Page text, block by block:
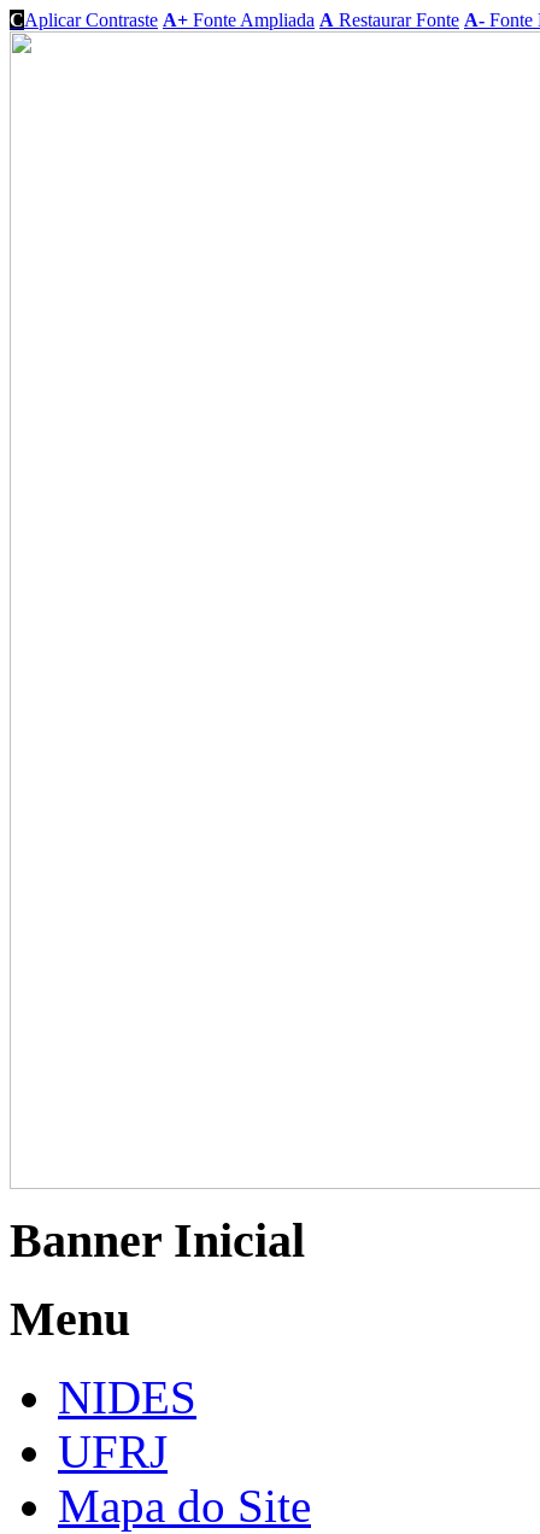
CAplicar Contraste A+ Fonte Ampliada A Restaurar Fonte A- Fonte
Banner Inicial
Menu
NIDES
UFRJ
Mapa do Site